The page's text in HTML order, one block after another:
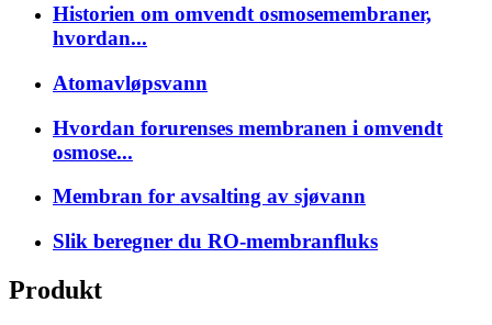
Historien om omvendt osmosemembraner,
hvordan...
Atomavløpsvann
Hvordan forurenses membranen i omvendt
osmose...
Membran for avsalting av sjøvann
Slik beregner du RO-membranfluks
Produkt